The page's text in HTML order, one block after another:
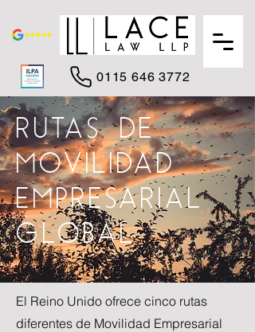
0115 646 3772
RUTAS DE
MOVILIDAD
EMPRESARIAL
GLOBAL
El Reino Unido ofrece cinco rutas
diferentes de Movilidad Empresarial